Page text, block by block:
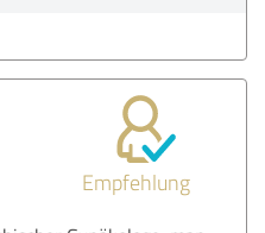
Empfehlung